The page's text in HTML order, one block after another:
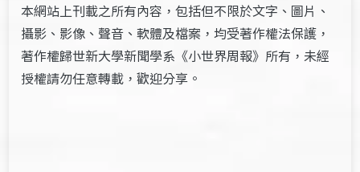
本網站上刊載之所有內容，包括但不限於文字、圖片、
攝影、影像、聲音、軟體及檔案，均受著作權法保護，
著作權歸世新大學新聞學系《小世界周報》所有，未經
授權請勿任意轉載，歡迎分享。